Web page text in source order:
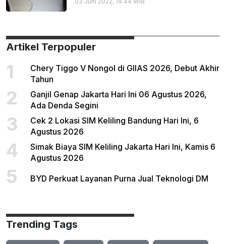
Artikel Terpopuler
1
Chery Tiggo V Nongol di GIIAS 2026, Debut Akhir
Tahun
2
Ganjil Genap Jakarta Hari Ini 06 Agustus 2026,
Ada Denda Segini
3
Cek 2 Lokasi SIM Keliling Bandung Hari Ini, 6
Agustus 2026
4
Simak Biaya SIM Keliling Jakarta Hari Ini, Kamis 6
Agustus 2026
5 BYD Perkuat Layanan Purna Jual Teknologi DM
Trending Tags